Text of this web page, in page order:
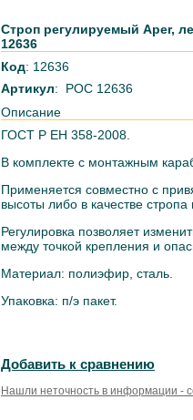
Строп регулируемый Аper,
12636
Код: 12636
Артикул: РОС 12636
Описание
ГОСТ Р ЕН 358-2008.
В комплекте с монтажным
Применяется совместно с
высоты либо в качестве
Регулировка позволяет
между точкой крепления и
Материал: полиэфир, сталь.
Упаковка: п/э пакет.
Добавить к сравнению
Нашли неточность в информации -